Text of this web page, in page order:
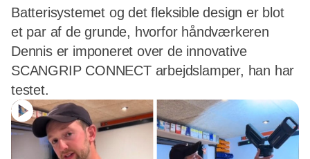
Batterisystemet og det fleksible design er blot
et par af de grunde, hvorfor håndværkeren
Dennis er imponeret over de innovative
SCANGRIP CONNECT arbejdslamper, han har
testet.